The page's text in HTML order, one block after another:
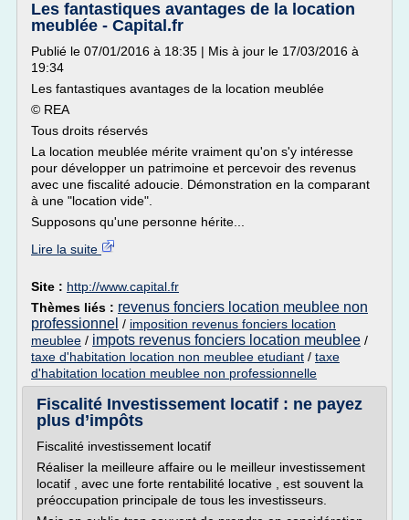
Les fantastiques avantages de la location
meublée - Capital.fr
Publié le 07/01/2016 à 18:35 | Mis à jour le 17/03/2016 à
19:34
Les fantastiques avantages de la location meublée
© REA
Tous droits réservés
La location meublée mérite vraiment qu'on s'y intéresse
pour développer un patrimoine et percevoir des revenus
avec une fiscalité adoucie. Démonstration en la comparant
à une "location vide".
Supposons qu'une personne hérite...
Lire la suite
Site : http://www.capital.fr
Thèmes liés : revenus fonciers location meublee non
professionnel / imposition revenus fonciers location
meublee / impots revenus fonciers location meublee /
taxe d'habitation location non meublee etudiant / taxe
d'habitation location meublee non professionnelle
Fiscalité Investissement locatif : ne payez
plus d’impôts
Fiscalité investissement locatif
Réaliser la meilleure affaire ou le meilleur investissement
locatif , avec une forte rentabilité locative , est souvent la
préoccupation principale de tous les investisseurs.